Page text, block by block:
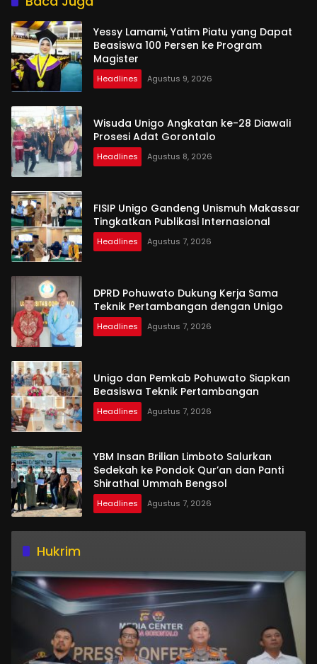
Yessy Lamami, Yatim Piatu yang Dapat
Beasiswa 100 Persen ke Program
Magister
Headlines Agustus 9, 2026
Wisuda Unigo Angkatan ke-28 Diawali
Prosesi Adat Gorontalo
Headlines Agustus 8, 2026
FISIP Unigo Gandeng Unismuh Makassar
Tingkatkan Publikasi Internasional
Headlines Agustus 7, 2026
DPRD Pohuwato Dukung Kerja Sama
Teknik Pertambangan dengan Unigo
Headlines Agustus 7, 2026
Unigo dan Pemkab Pohuwato Siapkan
Beasiswa Teknik Pertambangan
Headlines Agustus 7, 2026
YBM Insan Brilian Limboto Salurkan
Sedekah ke Pondok Qur’an dan Panti
Shirathal Ummah Bengsol
Headlines Agustus 7, 2026
Hukrim